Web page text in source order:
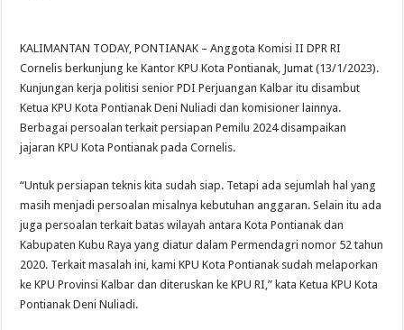
KALIMANTAN TODAY, PONTIANAK – Anggota Komisi II DPR RI
Cornelis berkunjung ke Kantor KPU Kota Pontianak, Jumat (13/1/2023).
Kunjungan kerja politisi senior PDI Perjuangan Kalbar itu disambut
Ketua KPU Kota Pontianak Deni Nuliadi dan komisioner lainnya.
Berbagai persoalan terkait persiapan Pemilu 2024 disampaikan
jajaran KPU Kota Pontianak pada Cornelis.
“Untuk persiapan teknis kita sudah siap. Tetapi ada sejumlah hal yang
masih menjadi persoalan misalnya kebutuhan anggaran. Selain itu ada
juga persoalan terkait batas wilayah antara Kota Pontianak dan
Kabupaten Kubu Raya yang diatur dalam Permendagri nomor 52 tahun
2020. Terkait masalah ini, kami KPU Kota Pontianak sudah melaporkan
ke KPU Provinsi Kalbar dan diteruskan ke KPU RI,” kata Ketua KPU Kota
Pontianak Deni Nuliadi.